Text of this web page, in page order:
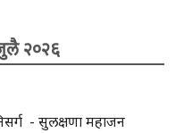
२०२६
- सुलक्षणा महाजन